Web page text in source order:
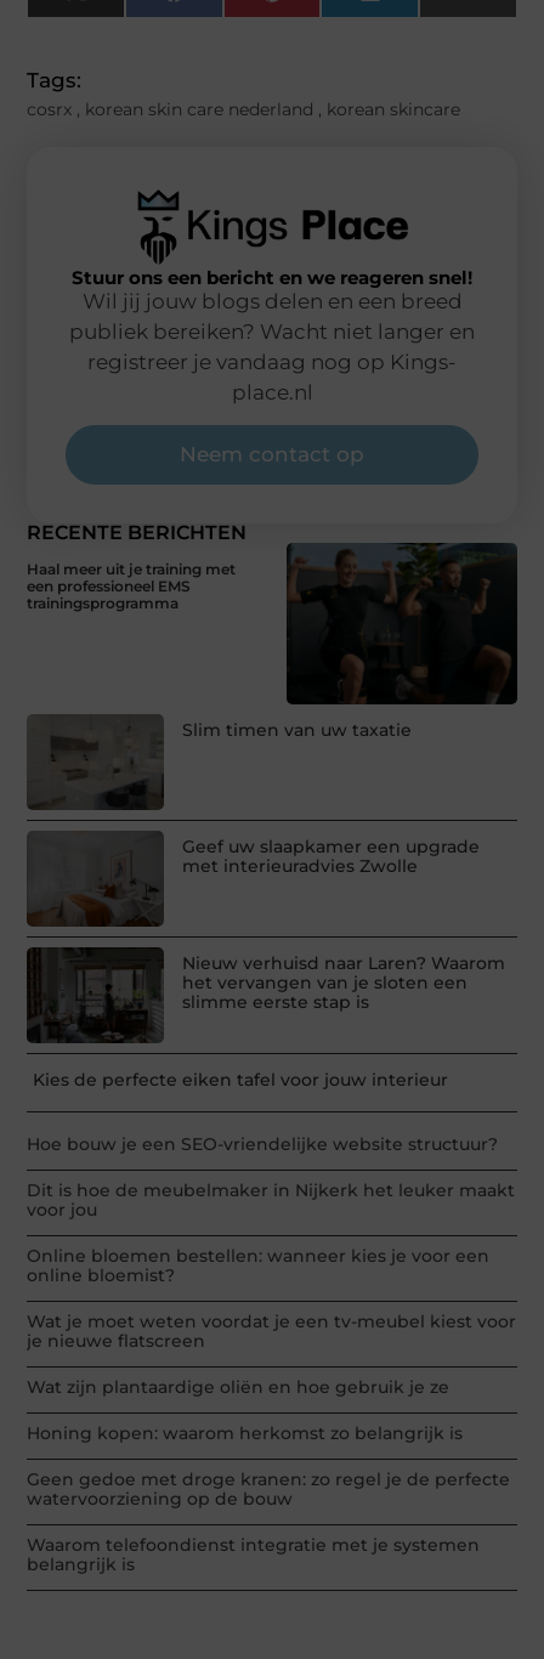
(Twitter)
Tags:
cosrx , korean skin care nederland , korean skincare
RECENTE BERICHTEN
Haal meer uit je training met
een professioneel EMS
trainingsprogramma
Slim timen van uw taxatie
Geef uw slaapkamer een upgrade
met interieuradvies Zwolle
Nieuw verhuisd naar Laren? Waarom
het vervangen van je sloten een
slimme eerste stap is
Kies de perfecte eiken tafel voor jouw interieur
Hoe bouw je een SEO-vriendelijke website structuur?
Dit is hoe de meubelmaker in Nijkerk het leuker maakt
voor jou
Online bloemen bestellen: wanneer kies je voor een
online bloemist?
Wat je moet weten voordat je een tv-meubel kiest voor
je nieuwe flatscreen
Wat zijn plantaardige oliën en hoe gebruik je ze
Honing kopen: waarom herkomst zo belangrijk is
Geen gedoe met droge kranen: zo regel je de perfecte
watervoorziening op de bouw
Waarom telefoondienst integratie met je systemen
belangrijk is
Stuur ons een bericht en we reageren snel!
Wil jij jouw blogs delen en een breed
publiek bereiken? Wacht niet langer en
registreer je vandaag nog op Kings-
place.nl
Neem contact op